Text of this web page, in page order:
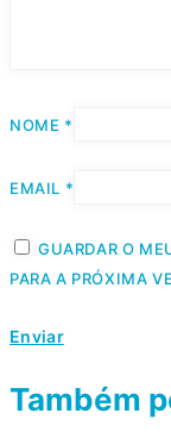
NOME *
EMAIL *
GUARDAR O
PARA A PRÓXIMA
Também